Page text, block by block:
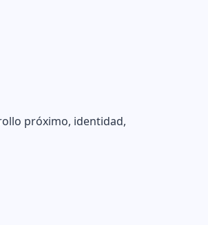
próximo, identidad,